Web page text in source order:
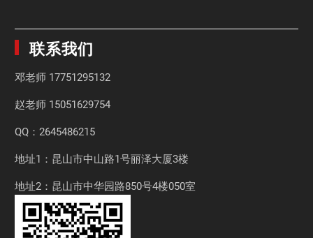
联系我们
邓老师 17751295132
赵老师 15051629754
QQ：2645486215
地址1：昆山市中山路1号丽泽大厦3楼
地址2：昆山市中华园路850号4楼050室